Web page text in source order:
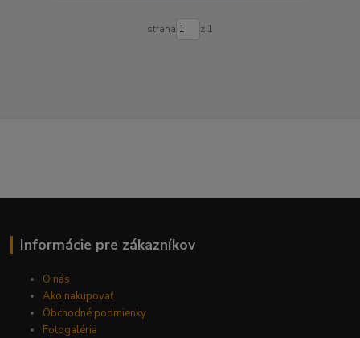
strana z 1
Informácie pre zákazníkov
O nás
Ako nakupovať
Obchodné podmienky
Fotogaléria